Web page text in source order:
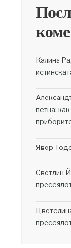
Калина
петна:
Явор
Светлин